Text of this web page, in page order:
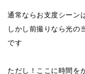
通常ならお支度シーン
しかし前撮りなら光の
です
ただし！ここに時間を